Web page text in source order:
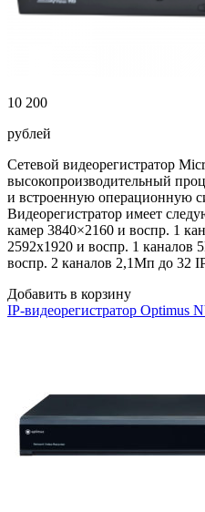
10 200
рублей
Сетевой видеорегистратор
высокопроизводительный
и встроенную операционную
Видеорегистратор имеет
камер 3840×2160 и воспр. 1
2592х1920 и воспр. 1 каналов
воспр. 2 каналов 2,1Мп до 32
Добавить в корзину
IP-видеорегистратор Optimus